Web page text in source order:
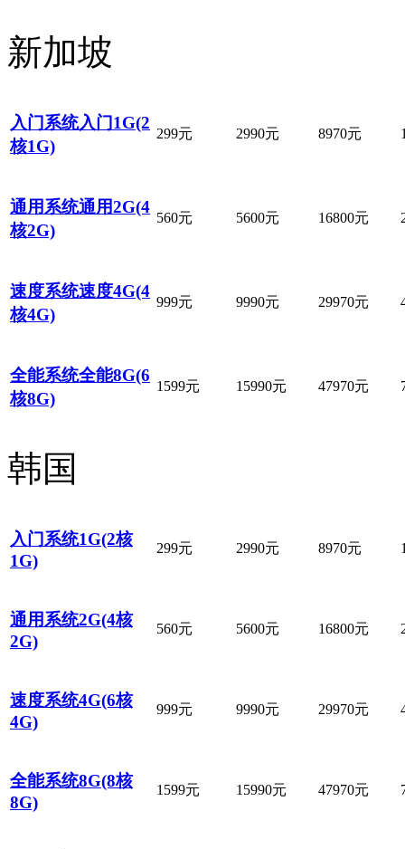
新加坡
入门系统入门1G(2
核1G)
299元 2990元 8970元
通用系统通用2G(4
核2G)
560元 5600元 16800元
速度系统速度4G(4
核4G)
999元 9990元 29970元
全能系统全能8G(6
核8G)
1599元 15990元 47970元
韩国
入门系统1G(2核
1G)
299元 2990元 8970元
通用系统2G(4核
2G)
560元 5600元 16800元
速度系统4G(6核
4G)
999元 9990元 29970元
全能系统8G(8核
8G)
1599元 15990元 47970元